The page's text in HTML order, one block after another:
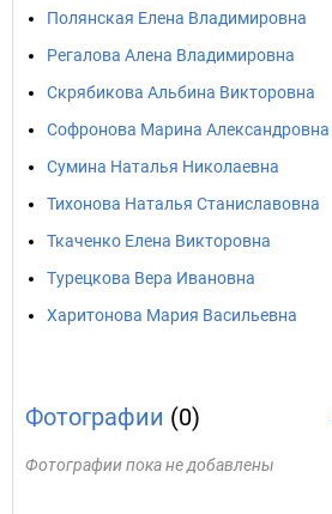
Полянская Елена Владимировна
Регалова Алена Владимировна
Скрябикова Альбина Викторовна
Софронова Марина Александровна
Сумина Наталья Николаевна
Тихонова Наталья Станиславовна
Ткаченко Елена Викторовна
Турецкова Вера Ивановна
Харитонова Мария Васильевна
Фотографии (0)
Фотографии пока не добавлены